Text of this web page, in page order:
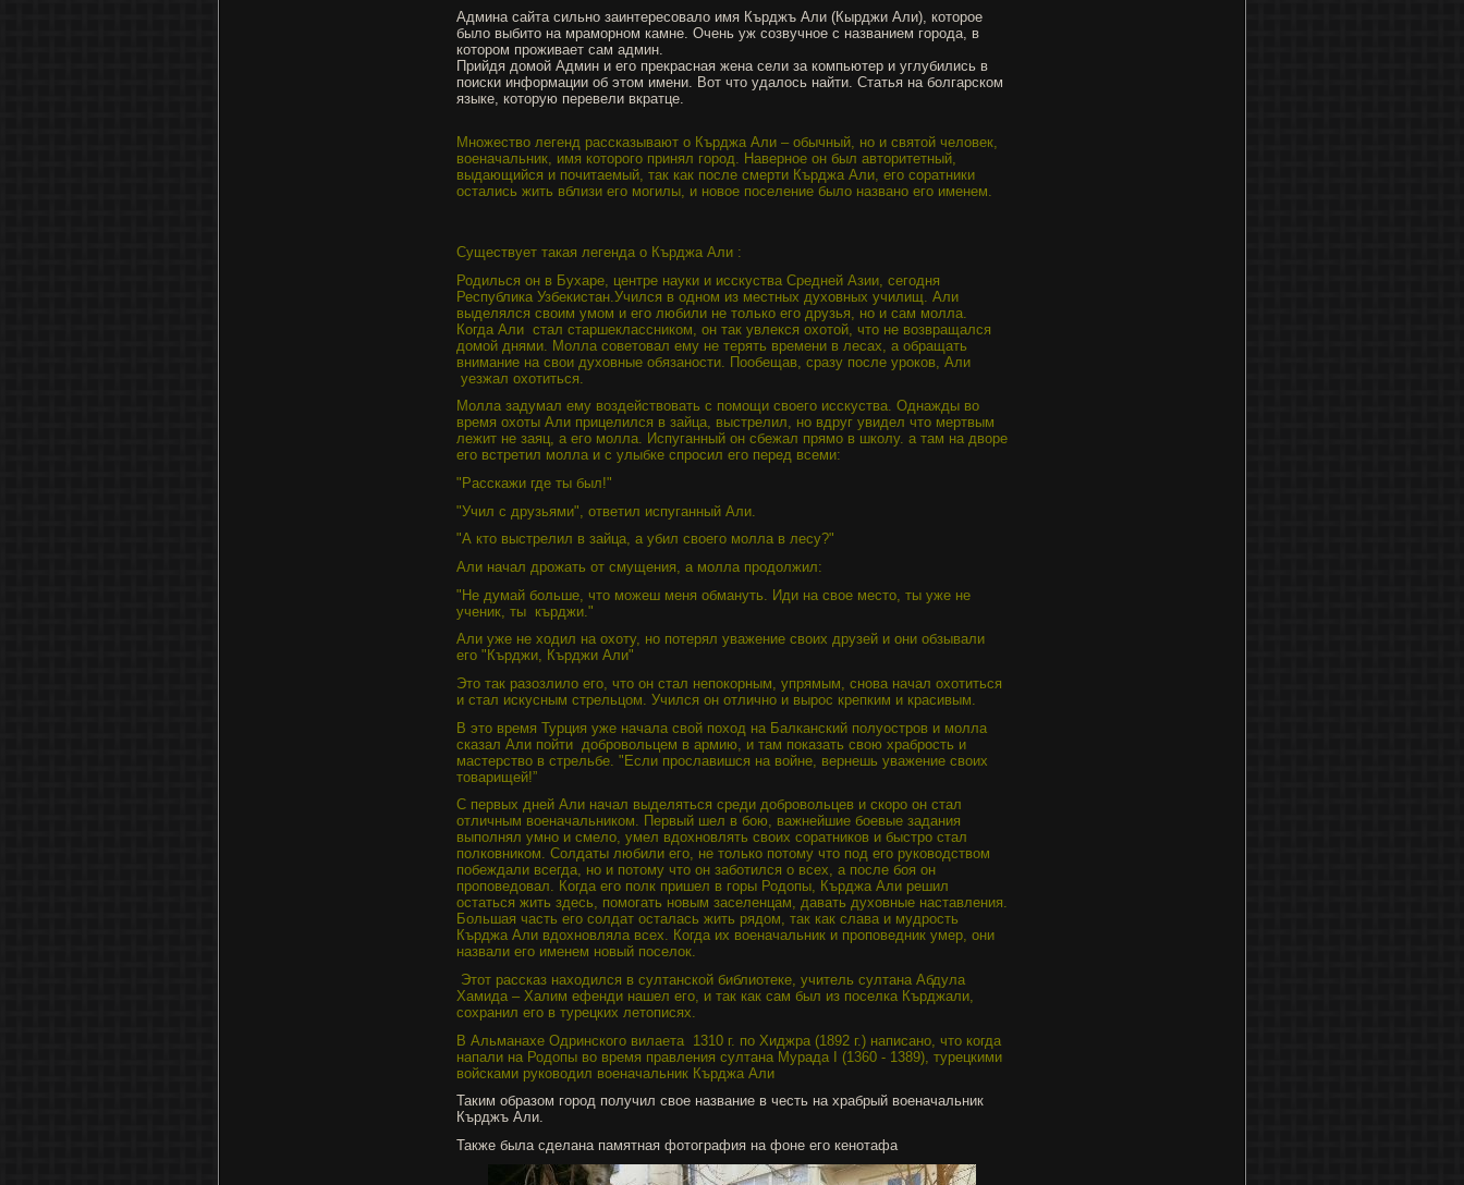
Админа сайта сильно заинтересовало имя Кърджъ Али (Кырджи Али), которое
было выбито на мраморном камне. Очень уж созвучное с названием города, в
котором проживает сам админ.
Прийдя домой Админ и его прекрасная жена сели за компьютер и углубились в
поиски информации об этом имени. Вот что удалось найти. Статья на болгарском
языке, которую перевели вкратце.
Множество легенд рассказывают о Кърджа Али – обычный, но и святой человек,
военачальник, имя которого принял город. Наверное он был авторитетный,
выдающийся и почитаемый, так как после смерти Кърджа Али, его соратники
остались жить вблизи его могилы, и новое поселение было названо его именем.
Существует такая легенда о Кърджа Али :
Родилься он в Бухаре, центре науки и исскуства Средней Азии, сегодня
Республика Узбекистан.Учился в одном из местных духовных училищ. Али
выделялся своим умом и его любили не только его друзья, но и сам молла.
Когда Али стал старшеклассником, он так увлекся охотой, что не возвращался
домой днями. Молла советовал ему не терять времени в лесах, а обращать
внимание на свои духовные обязаности. Пообещав, сразу после уроков , Али
уезжал охотиться.
Молла задумал ему воздействовать с помощи своего исскуства. Однажды во
время охоты Али прицелился в зайца, выстрелил, но вдруг увидел что мертвым
лежит не заяц, а его молла. Испуганный он сбежал прямо в школу. а там на дворе
его встретил молла и с улыбке спросил его перед всеми:
"Расскажи где ты был!"
"Учил с друзьями", ответил испуганный Али.
"А кто выстрелил в зайца, а убил своего молла в лесу?"
Али начал дрожать от смущения, а молла продолжил:
"Не думай больше, что можеш меня обмануть. Иди на свое место, ты уже не
ученик, ты кърджи."
Али уже не ходил на охоту, но потерял уважение своих друзей и они обзывали
его "Кърджи, Кърджи Али"
Это так разозлило его, что он стал непокорным, упрямым, снова начал охотиться
и стал искусным стрельцом. Учился он отлично и вырос крепким и красивым.
В это время Турция уже начала свой поход на Балканский полуостров и молла
сказал Али пойти добровольцем в армию, и там показать свою храбрость и
мастерство в стрельбе. "Если прославишся на войне, вернешь уважение своих
товарищей!”
С первых дней Али начал выделяться среди добровольцев и скоро он стал
отличным военачальником. Первый шел в бою, важнейшие боевые задания
выполнял умно и смело, умел вдохновлять своих соратников и быстро стал
полковником. Солдаты любили его, не только потому что под его руководством
побеждали всегда, но и потому что он заботился о всех, а после боя он
проповедовал. Когда его полк пришел в горы Родопы, Кърджа Али решил
остаться жить здесь, помогать новым заселенцам, давать духовные наставления.
Большая часть его солдат осталась жить рядом, так как слава и мудрость
Кърджа Али вдохновляла всех. Когда их военачальник и проповедник умер, они
назвали его именем новый поселок.
Этот рассказ находился в султанской библиотеке, учитель султана Абдула
Хамида – Халим ефенди нашел его, и так как сам был из поселка Кърджали,
сохранил его в турецких летописях.
В Альманахе Одринского вилаета 1310 г. по Хиджра (1892 г.) написано, что когда
напали на Родопы во время правления султана Мурада I (1360 - 1389), турецкими
войсками руководил военачальник Кърджа Али
Таким образом город получил свое название в честь на храбрый военачальник
Кърджъ Али.
Также была сделана памятная фотография на фоне его кенотафа